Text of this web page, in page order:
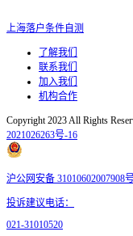
上海落户条件自测
了解我们
联系我们
加入我们
机构合作
Copyright 2023 All Rights
2021026263号-16
沪公网安备 31010602007908
投诉建议电话：
021-31010520